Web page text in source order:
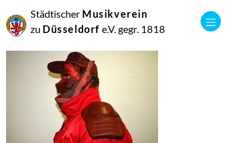
Städtischer Musikverein
zu Düsseldorf e.V. gegr. 1818
September
2014
Manfred Hill